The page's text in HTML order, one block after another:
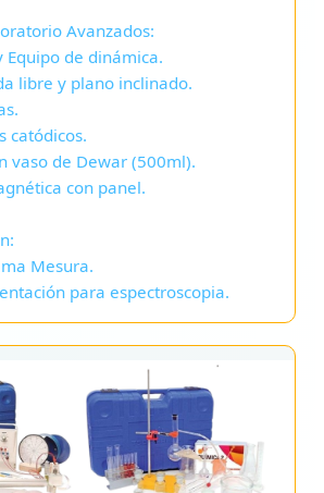
Avanzados:
Equipo de dinámica.
libre y plano inclinado.
catódicos.
vaso de Dewar (500ml).
con panel.
Mesura.
para espectroscopia.